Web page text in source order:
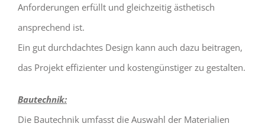
Anforderungen erfüllt und gleichzeitig ästhetisch
ansprechend ist.
Ein gut durchdachtes Design kann auch dazu beitragen,
das Projekt effizienter und kostengünstiger zu gestalten.
Bautechnik:
Die Bautechnik umfasst die Auswahl der Materialien